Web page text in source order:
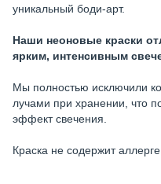
уникальный боди-арт.
Наши неоновые краски
ярким, интенсивным
Мы полностью исключили
лучами при хранении, что
эффект свечения.
Краска не содержит